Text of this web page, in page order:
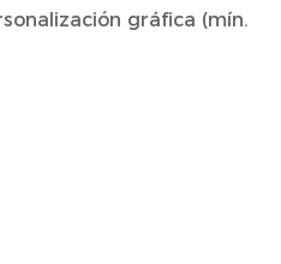
gráfica (mín.